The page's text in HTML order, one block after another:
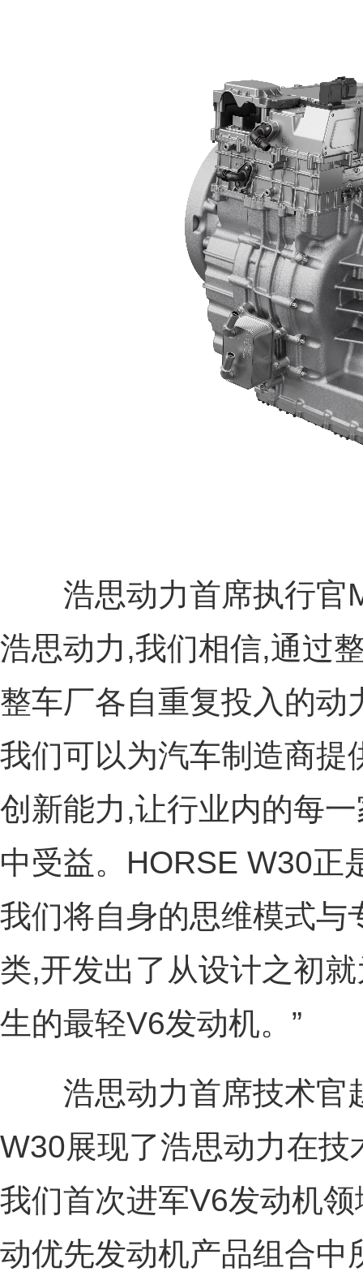
浩思动力首席执行官
浩思动力,我们相信,通过
整车厂各自重复投入的动
我们可以为汽车制造商提
创新能力,让行业内的每
中受益。HORSE W30正
我们将自身的思维模式与
类,开发出了从设计之初
生的最轻V6发动机。”
浩思动力首席技术官
W30展现了浩思动力在
我们首次进军V6发动机
动优先发动机产品组合中